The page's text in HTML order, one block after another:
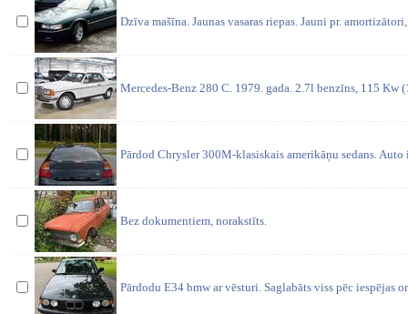
Dzīva mašīna. Jaunas vasaras riepas. Jauni pr.
Mercedes-Benz 280 C. 1979. gada. 2.7l benzīns, 115 Kw
Pārdod Chrysler 300M-klasiskais amerikāņu sedans.
Bez dokumentiem, norakstīts.
Pārdodu E34 bmw ar vēsturi. Saglabāts viss pēc iespējas